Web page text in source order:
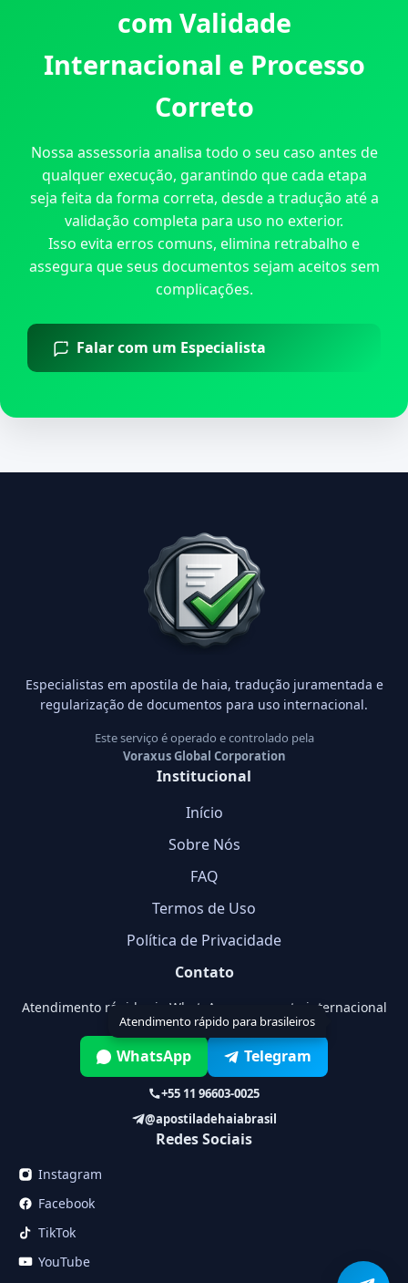
com Validade
Internacional e Processo
Correto
Nossa assessoria analisa todo o seu caso antes de
qualquer execução, garantindo que cada etapa
seja feita da forma correta, desde a tradução até a
validação completa para uso no exterior.
Isso evita erros comuns, elimina retrabalho e
assegura que seus documentos sejam aceitos sem
complicações.
Falar com um Especialista
Atendimento rápido para brasileiros
Especialistas em apostila de haia, tradução juramentada e
regularização de documentos para uso internacional.
Este serviço é operado e controlado pela
Voraxus Global Corporation
Institucional
Início
Sobre Nós
FAQ
Termos de Uso
Política de Privacidade
Contato
Atendimento rápido via WhatsApp ou suporte internacional
WhatsApp Telegram
+55 11 96603-0025
@apostiladehaiabrasil
Redes Sociais
Instagram
Facebook
TikTok
YouTube